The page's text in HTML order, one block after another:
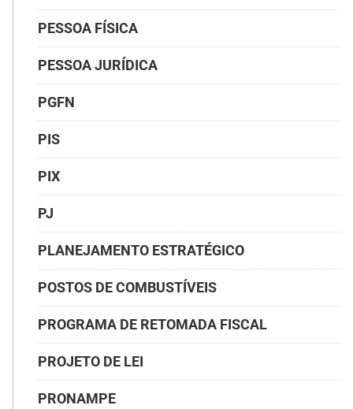
PESSOA FÍSICA
PESSOA JURÍDICA
PGFN
PIS
PIX
PJ
PLANEJAMENTO ESTRATÉGICO
POSTOS DE COMBUSTÍVEIS
PROGRAMA DE RETOMADA FISCAL
PROJETO DE LEI
PRONAMPE